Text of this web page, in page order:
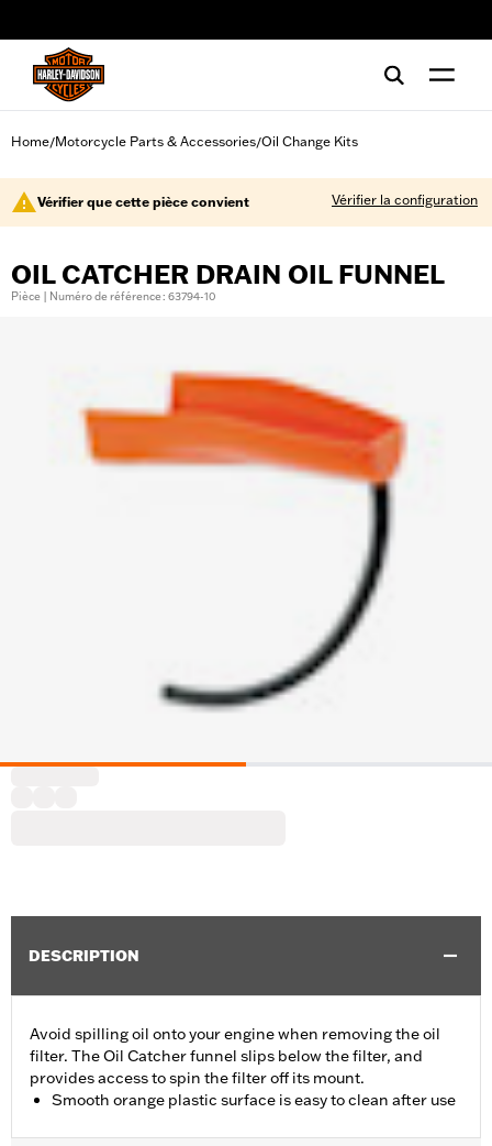
Home/Motorcycle Parts & Accessories/Oil Change Kits
Vérifier que cette pièce convient Vérifier la configuration
OIL CATCHER DRAIN OIL FUNNEL
Pièce | Numéro de référence : 63794-10
DESCRIPTION
Avoid spilling oil onto your engine when removing the oil
filter. The Oil Catcher funnel slips below the filter, and
provides access to spin the filter off its mount.
Smooth orange plastic surface is easy to clean after use